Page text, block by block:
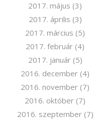
2017. május (3)
2017. április (3)
2017. március (5)
2017. február (4)
2017. január(5)
2016. december (4)
2016. november (7)
2016. október (7)
2016. szeptember(7)